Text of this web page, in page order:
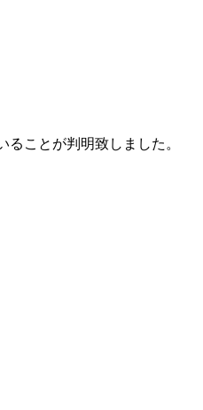
ことが判明致しました。